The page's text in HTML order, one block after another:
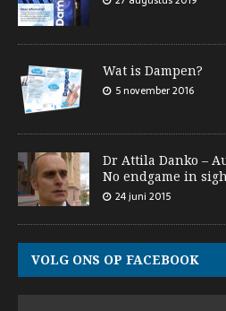
Wat is Dampen?
5 november 2016
Dr Attila Danko –
No endgame in
24 juni 2015
VOLG ONS OP FACEBOOK